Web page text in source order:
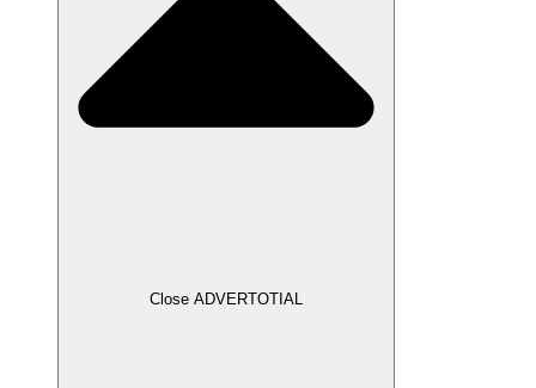
Close ADVERTOTIAL